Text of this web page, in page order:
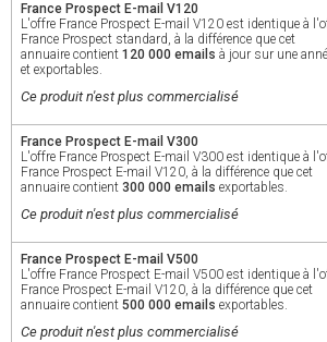
France Prospect E-mail V120
L'offre France Prospect E-mail V120 est identique à
France Prospect standard, à la différence que cet
annuaire contient 120 000 emails à jour sur une
et exportables.
Ce produit n'est plus commercialisé
France Prospect E-mail V300
L'offre France Prospect E-mail V300 est identique à
France Prospect E-mail V120, à la différence que cet
annuaire contient 300 000 emails exportables.
Ce produit n'est plus commercialisé
France Prospect E-mail V500
L'offre France Prospect E-mail V500 est identique à
France Prospect E-mail V120, à la différence que cet
annuaire contient 500 000 emails exportables.
Ce produit n'est plus commercialisé